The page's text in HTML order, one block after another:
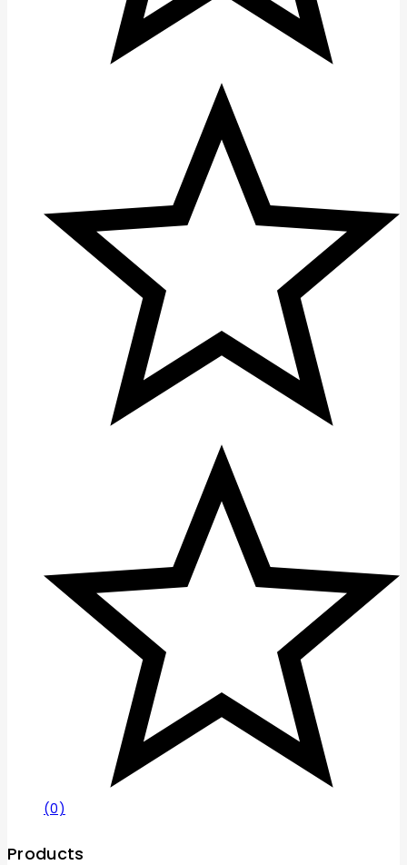
(0)
Products